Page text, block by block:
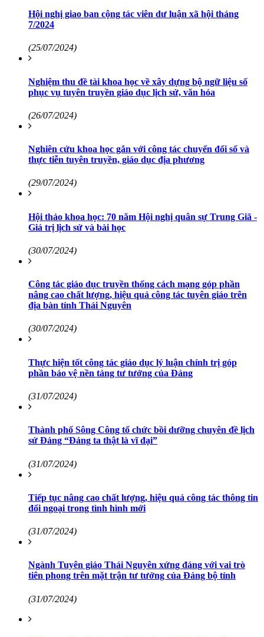
Hội nghị giao ban cộng tác viên dư luận xã hội tháng
7/2024
(25/07/2024)
Nghiệm thu đề tài khoa học về xây dựng bộ ngữ liệu số
phục vụ tuyên truyền giáo dục lịch sử, văn hóa
(26/07/2024)
Nghiên cứu khoa học gắn với công tác chuyển đổi số và
thực tiễn tuyên truyền, giáo dục địa phương
(29/07/2024)
Hội thảo khoa học: 70 năm Hội nghị quân sự Trung Giã -
Giá trị lịch sử và bài học
(30/07/2024)
Công tác giáo dục truyền thống cách mạng góp phần
nâng cao chất lượng, hiệu quả công tác tuyên giáo trên
địa bàn tỉnh Thái Nguyên
(30/07/2024)
Thực hiện tốt công tác giáo dục lý luận chính trị góp
phần bảo vệ nền tảng tư tưởng của Đảng
(31/07/2024)
Thành phố Sông Công tổ chức bồi dưỡng chuyên đề lịch
sử Đảng “Đảng ta thật là vĩ đại”
(31/07/2024)
Tiếp tục nâng cao chất lượng, hiệu quả công tác thông tin
đối ngoại trong tình hình mới
(31/07/2024)
Ngành Tuyên giáo Thái Nguyên xứng đáng với vai trò
tiên phong trên mặt trận tư tưởng của Đảng bộ tỉnh
(31/07/2024)